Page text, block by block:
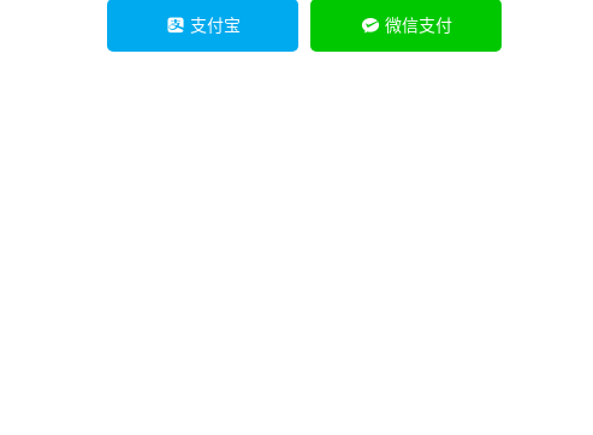
支付宝 微信支付